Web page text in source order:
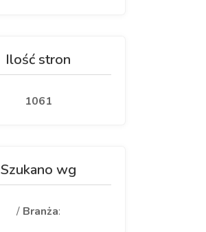
Ilość stron
1061
Szukano wg
/ Branża: